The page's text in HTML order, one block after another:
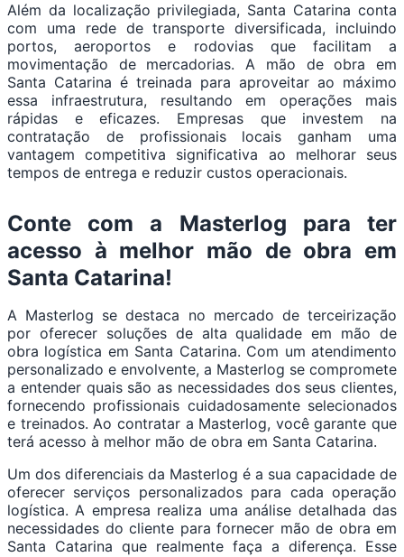
Além da localização privilegiada, Santa Catarina conta
com uma rede de transporte diversificada, incluindo
portos, aeroportos e rodovias que facilitam a
movimentação de mercadorias. A mão de obra em
Santa Catarina é treinada para aproveitar ao máximo
essa infraestrutura, resultando em operações mais
rápidas e eficazes. Empresas que investem na
contratação de profissionais locais ganham uma
vantagem competitiva significativa ao melhorar seus
tempos de entrega e reduzir custos operacionais.
Conte com a Masterlog para ter
acesso à melhor mão de obra em
Santa Catarina!
A Masterlog se destaca no mercado de terceirização
por oferecer soluções de alta qualidade em mão de
obra logística em Santa Catarina. Com um atendimento
personalizado e envolvente, a Masterlog se compromete
a entender quais são as necessidades dos seus clientes,
fornecendo profissionais cuidadosamente selecionados
e treinados. Ao contratar a Masterlog, você garante que
terá acesso à melhor mão de obra em Santa Catarina.
Um dos diferenciais da Masterlog é a sua capacidade de
oferecer serviços personalizados para cada operação
logística. A empresa realiza uma análise detalhada das
necessidades do cliente para fornecer mão de obra em
Santa Catarina que realmente faça a diferença. Esse